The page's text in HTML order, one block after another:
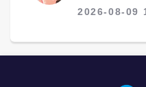
2026-08-09